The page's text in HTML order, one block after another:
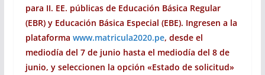
para II. EE. públicas de Educación Básica Regular
(EBR) y Educación Básica Especial (EBE). Ingresen a la
plataforma www.matricula2020.pe, desde el
mediodía del 7 de junio hasta el mediodía del 8 de
junio, y seleccionen la opción «Estado de solicitud»